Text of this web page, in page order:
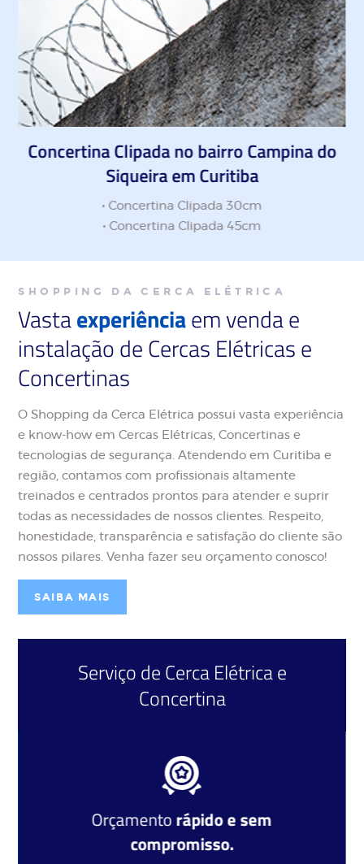
Concertina Clipada no bairro Campina do
Siqueira em Curitiba
• Concertina Clipada 30cm
• Concertina Clipada 45cm
SHOPPING DA CERCA ELÉTRICA
Vastaexperiênciaem venda e
instalação de Cercas Elétricas e
Concertinas
O Shopping da Cerca Elétrica possui vasta experiência
e know-how em Cercas Elétricas, Concertinas e
tecnologias de segurança. Atendendo em Curitiba e
região, contamos com profissionais altamente
treinados e centrados prontos para atender e suprir
todas as necessidades de nossos clientes. Respeito,
honestidade, transparência e satisfação do cliente são
nossos pilares. Venha fazer seu orçamento conosco!
SAIBA MAIS
Serviço deCerca Elétricae
Concertina
Orçamentorápido e sem
compromisso.